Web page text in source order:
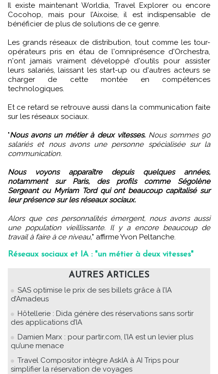
Il existe maintenant Worldia, Travel Explorer ou encore
Cocohop, mais pour l’Aixoise, il est indispensable de
bénéficier de plus de solutions de ce genre.
Les grands réseaux de distribution, tout comme les tour-
opérateurs pris en étau de l'omniprésence d'Orchestra,
n'ont jamais vraiment développé d'outils pour assister
leurs salariés, laissant les start-up ou d'autres acteurs se
charger de cette montée en compétences
technologiques.
Et ce retard se retrouve aussi dans la communication faite
sur les réseaux sociaux.
"Nous avons un métier à deux vitesses.Nous sommes 90
salariés et nous avons une personne spécialisée sur la
communication.
Nous voyons apparaître depuis quelques années,
notamment sur Paris, des profils comme Ségolène
Sergeant ou Myriam Tord qui ont beaucoup capitalisé sur
leur présence sur les réseaux sociaux.
Alors que ces personnalités émergent, nous avons aussi
une population vieillissante. Il y a encore beaucoup de
travail à faire à ce niveau," affirme Yvon Peltanche.
Réseaux sociaux et IA : "un métier à deux vitesses"
AUTRES ARTICLES
SAS optimise le prix de ses billets grâce à l’IA
d’Amadeus
Hôtellerie : Dida génère des réservations sans sortir
des applications d’IA
Damien Marx : pour partir.com, l’IA est un levier plus
qu’une menace
Travel Compositor intègre AskIA à AI Trips pour
simplifier la réservation de voyages